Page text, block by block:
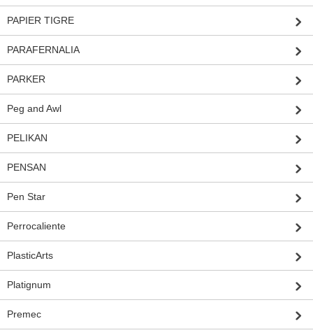
PAPIER TIGRE
PARAFERNALIA
PARKER
Peg and Awl
PELIKAN
PENSAN
Pen Star
Perrocaliente
PlasticArts
Platignum
Premec